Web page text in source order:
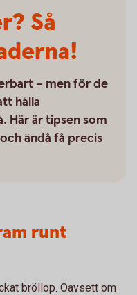
Så
– men för de
hålla
Här är tipsen som
ändå få precis
runt
bröllop. Oavsett om